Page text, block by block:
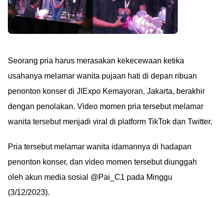
Seorang pria harus merasakan kekecewaan ketika
usahanya melamar wanita pujaan hati di depan ribuan
penonton konser di JIExpo Kemayoran, Jakarta, berakhir
dengan penolakan. Video momen pria tersebut melamar
wanita tersebut menjadi viral di platform TikTok dan Twitter.
Pria tersebut melamar wanita idamannya di hadapan
penonton konser, dan video momen tersebut diunggah
oleh akun media sosial @Pai_C1 pada Minggu
(3/12/2023).